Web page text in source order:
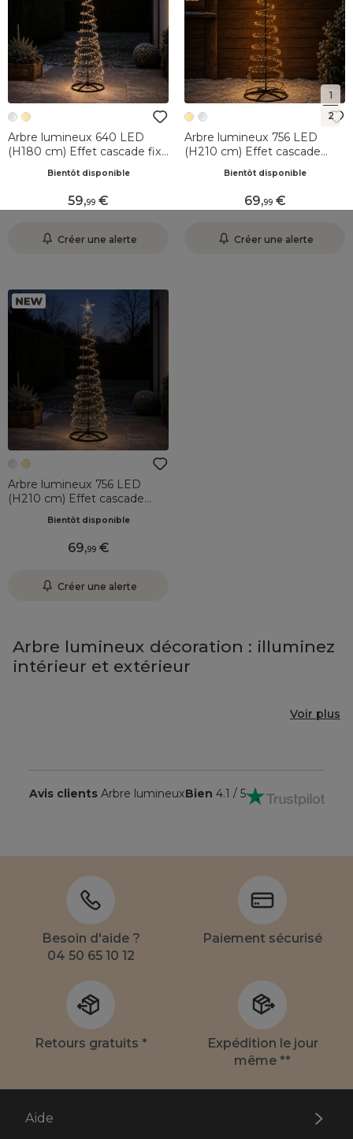
1
2
Arbre lumineux 640 LED
(H180 cm) Effet cascade fixe
Bientôt disponible
59,99
Créer une alerte
Arbre lumineux 756 LED
(H210 cm) Effet cascade
Bientôt disponible
69,99
Créer une alerte
Arbre lumineux 756 LED
(H210 cm) Effet cascade
Bientôt disponible
69,99
Créer une alerte
Arbre lumineux décoration : illuminez
intérieur et extérieur
Voir plus
Avis clientsArbre lumineuxBien 4.1 / 5
Besoin d'aide ?
04 50 65 10 12
Paiement sécurisé
Retours gratuits *
Expédition le jour
même **
Aide